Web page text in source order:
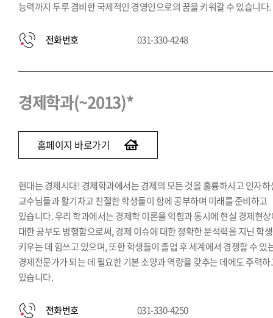
능력까지 두루 겸비한 국제적인 경영인으로의 꿈을 키워갈 수 있습니다.
전화번호 031-330-4248
경제학과(~2013)*
홈페이지 바로가기
현대는 경제시대! 경제학과에서는 경제의 모든 것을 훌륭하시고 인자하
교수님들과 활기차고 친절한 학생들이 함께 공부하며 미래를 준비하고
있습니다. 우리 학과에서는 경제학 이론을 익힘과 동시에 현실 경제현
대한 공부도 병행함으로써, 경제 이슈에 대한 정확한 분석력을 지닌 학
키우는 데 힘쓰고 있으며, 또한 학생들이 졸업 후 세계에서 경쟁할 수 있
경제전문가가 되는 데 필요한 기본 소양과 역량을 갖추는 데에도 주력
있습니다.
전화번호 031-330-4250